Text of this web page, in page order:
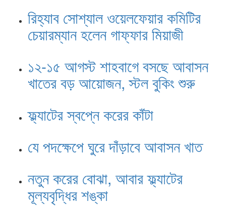
রিহ্যাব সোশ্যাল ওয়েলফেয়ার কমিটির
চেয়ারম্যান হলেন গাফ্ফার মিয়াজী
১২-১৫ আগস্ট শাহবাগে বসছে আবাসন
খাতের বড় আয়োজন, স্টল বুকিং শুরু
ফ্ল্যাটের স্বপ্নে করের কাঁটা
যে পদক্ষেপে ঘুরে দাঁড়াবে আবাসন খাত
নতুন করের বোঝা, আবার ফ্ল্যাটের
মূল্যবৃদ্ধির শঙ্কা